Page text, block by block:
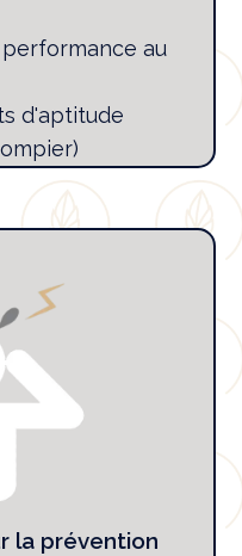
au
d'aptitude
la prévention